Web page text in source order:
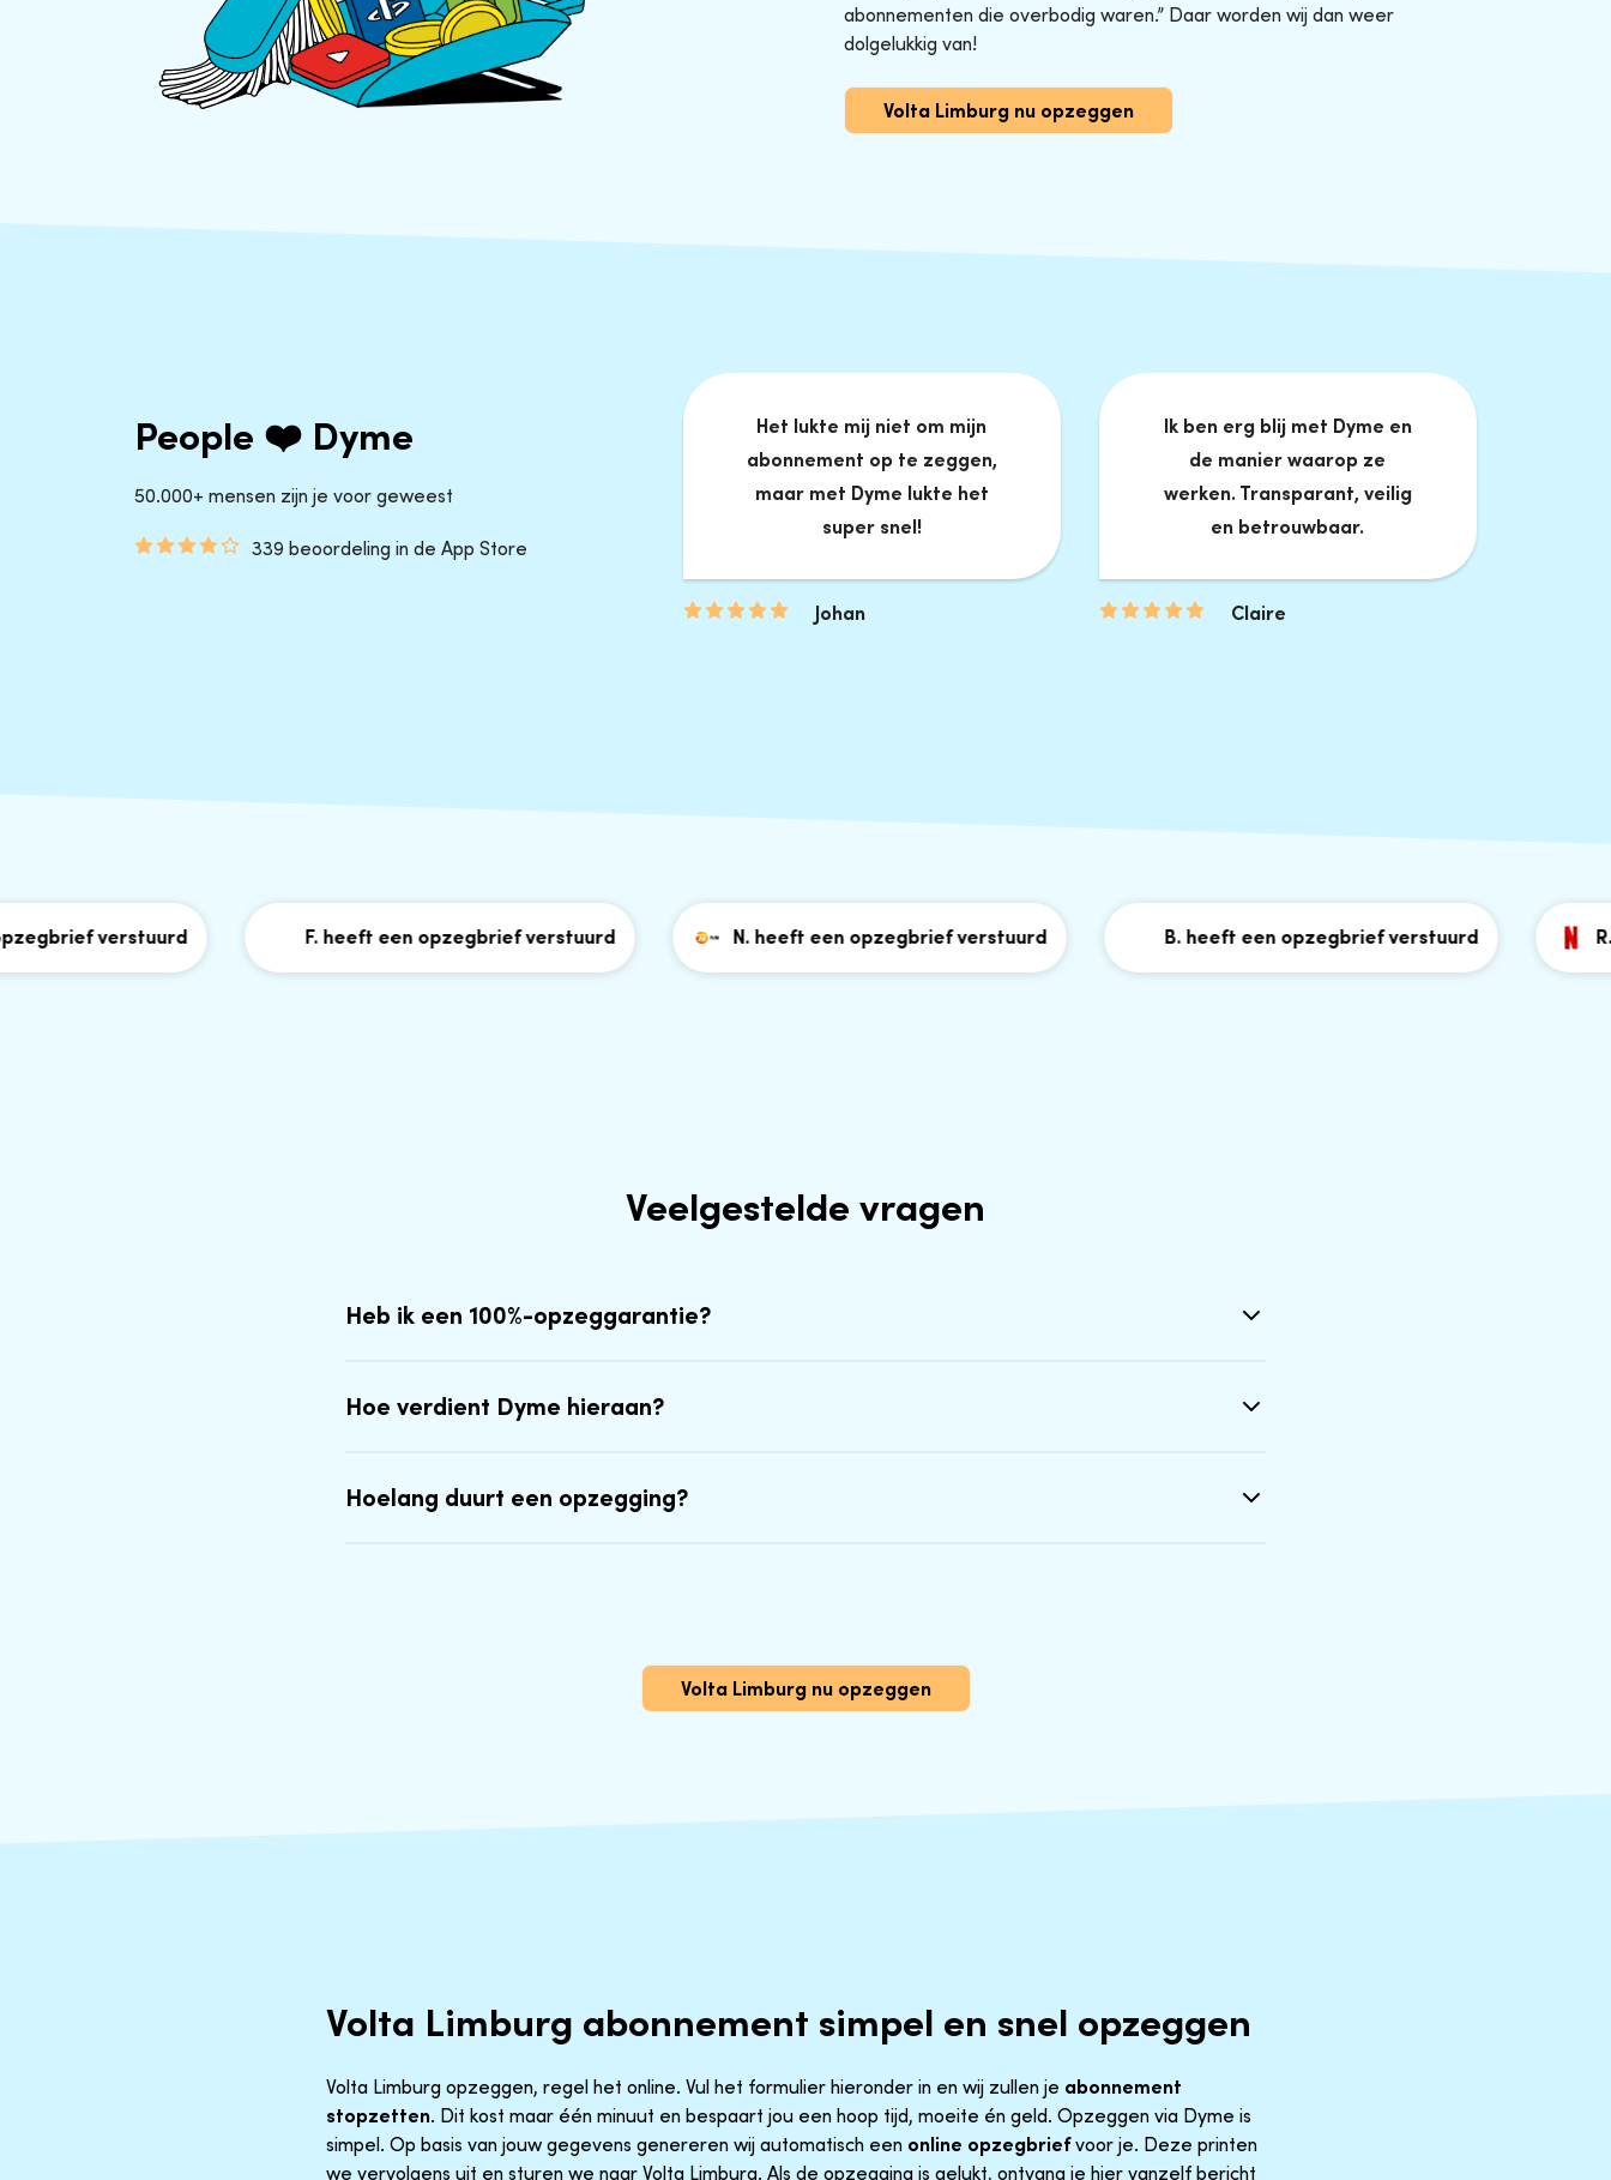
abonnementen die overbodig waren.” Daar worden wij dan weer
dolgelukkig van!
Volta Limburg nu opzeggen
People ❤️ Dyme
50.000+ mensen zijn je voor geweest
339 beoordeling in de App Store
Het lukte mij niet om mijn
abonnement op te zeggen,
maar met Dyme lukte het
super snel!
Johan
Ik ben erg blij met Dyme en
de manier waarop ze
werken. Transparant, veilig
en betrouwbaar.
Claire
verstuurd F. heeft een opzegbrief verstuurd N. heeft een opzegbrief verstuurd B. heeft een opzegbrief verstuurd R.
Veelgestelde vragen
Heb ik een 100%-opzeggarantie?
Hoe verdient Dyme hieraan?
Hoelang duurt een opzegging?
Volta Limburg nu opzeggen
Volta Limburg abonnement simpel en snel opzeggen
Volta Limburg opzeggen, regel het online. Vul het formulier hieronder in en wij zullen je abonnement
stopzetten. Dit kost maar één minuut en bespaart jou een hoop tijd, moeite én geld. Opzeggen via Dyme is
simpel. Op basis van jouw gegevens genereren wij automatisch een online opzegbriefvoor je. Deze printen
we vervolgens uit en sturen we naar Volta Limburg. Als de opzegging is gelukt, ontvang je hier vanzelf bericht